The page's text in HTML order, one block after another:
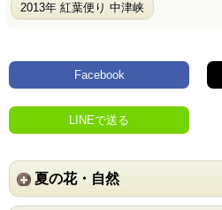
2013年 紅葉便り 中津峡
Facebook
LINEで送る
夏の花・自然